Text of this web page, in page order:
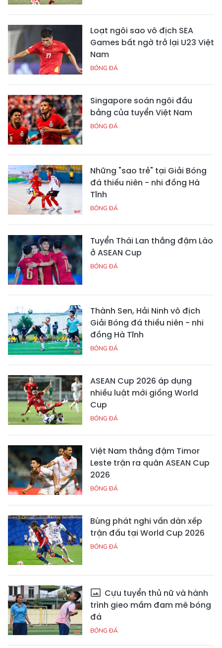
Loạt ngôi sao vô địch SEA
Games bất ngờ trở lại U23 Việt
Nam
BÓNG ĐÁ
Singapore soán ngôi đầu
bảng của tuyển Việt Nam
BÓNG ĐÁ
Những "sao trẻ" tại Giải Bóng
đá thiếu niên - nhi đồng Hà
Tĩnh
BÓNG ĐÁ
Tuyển Thái Lan thắng đậm Lào
ở ASEAN Cup
BÓNG ĐÁ
Thành Sen, Hải Ninh vô địch
Giải Bóng đá thiếu niên - nhi
đồng Hà Tĩnh
BÓNG ĐÁ
ASEAN Cup 2026 áp dụng
nhiều luật mới giống World
Cup
BÓNG ĐÁ
Việt Nam thắng đậm Timor
Leste trận ra quân ASEAN Cup
2026
BÓNG ĐÁ
Bùng phát nghi vấn dàn xếp
trận đấu tại World Cup 2026
BÓNG ĐÁ
Cựu tuyển thủ nữ và hành
trình gieo mầm đam mê bóng
đá
BÓNG ĐÁ